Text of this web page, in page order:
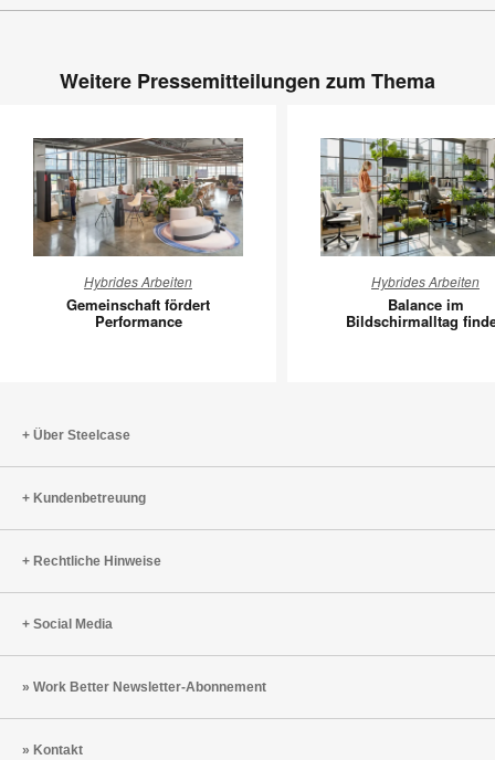
Weitere Pressemitteilungen zum Thema
fördert
Performance
Hybrides Arbeiten
Gemeinschaft fördert
Performance
im
Hybrides Arbeiten
Balance im
Bildschirmalltag
Über Steelcase
Kundenbetreuung
Rechtliche Hinweise
Social Media
Work Better Newsletter-Abonnement
Kontakt